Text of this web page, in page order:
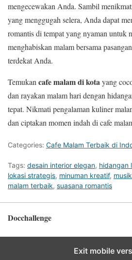
mengecewakan Anda. Sambil
yang menggugah selera, Anda dapat
romantis di tempat yang nyaman untuk
menghabiskan malam bersama
terdekat Anda.
Temukan cafe malam di kotayang
dan rayakan malam hari dengan
tepat. Nikmati pengalaman kuliner
dan ciptakan momen indah di cafe
Categories: Cafe Malam Terbaik di
Tags: desain interior elegan, hidangan
lokasi strategis, minuman kreatif,
malam terbaik, suasana romantis
Docchallenge
Exit mobile